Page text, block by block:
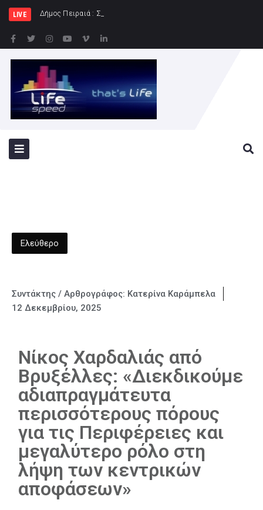
LIVE Δήμος Πειραιά : Συγκέντρωση ειδών διατ
Ελεύθερο
Συντάκτης / Αρθρογράφος: Κατερίνα Καράμπελα
12 Δεκεμβρίου, 2025
Νίκος Χαρδαλιάς από
Βρυξέλλες: «Διεκδικούμε
αδιαπραγμάτευτα
περισσότερους πόρους
για τις Περιφέρειες και
μεγαλύτερο ρόλο στη
λήψη των κεντρικών
αποφάσεων»